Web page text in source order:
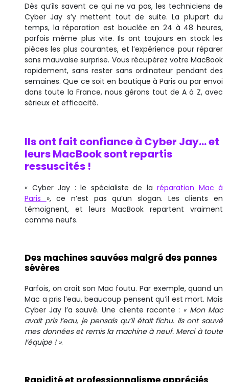
Dès qu’ils savent ce qui ne va pas, les techniciens de
Cyber Jay s’y mettent tout de suite. La plupart du
temps, la réparation est bouclée en 24 à 48 heures,
parfois même plus vite. Ils ont toujours en stock les
pièces les plus courantes, et l’expérience pour réparer
sans mauvaise surprise. Vous récupérez votre MacBook
rapidement, sans rester sans ordinateur pendant des
semaines. Que ce soit en boutique à Paris ou par envoi
dans toute la France, nous gérons tout de A à Z, avec
sérieux et efficacité.
Ils ont fait confiance à Cyber Jay… et
leurs MacBook sont repartis
ressuscités !
« Cyber Jay : le spécialiste de la réparation Mac à
Paris », ce n’est pas qu’un slogan. Les clients en
témoignent, et leurs MacBook repartent vraiment
comme neufs.
Des machines sauvées malgré des pannes
sévères
Parfois, on croit son Mac foutu. Par exemple, quand un
Mac a pris l’eau, beaucoup pensent qu’il est mort. Mais
Cyber Jay l’a sauvé. Une cliente raconte : « Mon Mac
avait pris l’eau, je pensais qu’il était fichu. Ils ont sauvé
mes données et remis la machine à neuf. Merci à toute
l’équipe ! ».